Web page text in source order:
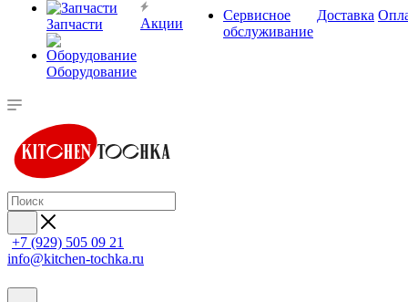
Запчасти
Оборудование
Акции
Сервисное
обслуживание
Доставка
+7 (929) 505 09 21
info@kitchen-tochka.ru